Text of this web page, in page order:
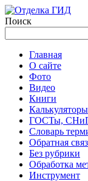
Перейти
к
Поиск
Главная
О сайте
Фото
Видео
Книги
Калькуляторы
ГОСТы,
Словарь
Обратная
Без рубрики
Обработка
Инструмент